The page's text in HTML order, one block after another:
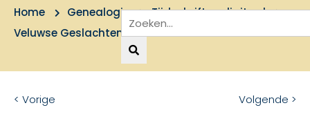
Home Genealogie
Tijdschriften digitaal
Veluwse Geslachten 1983 nummer 2
< Vorige Volgende >